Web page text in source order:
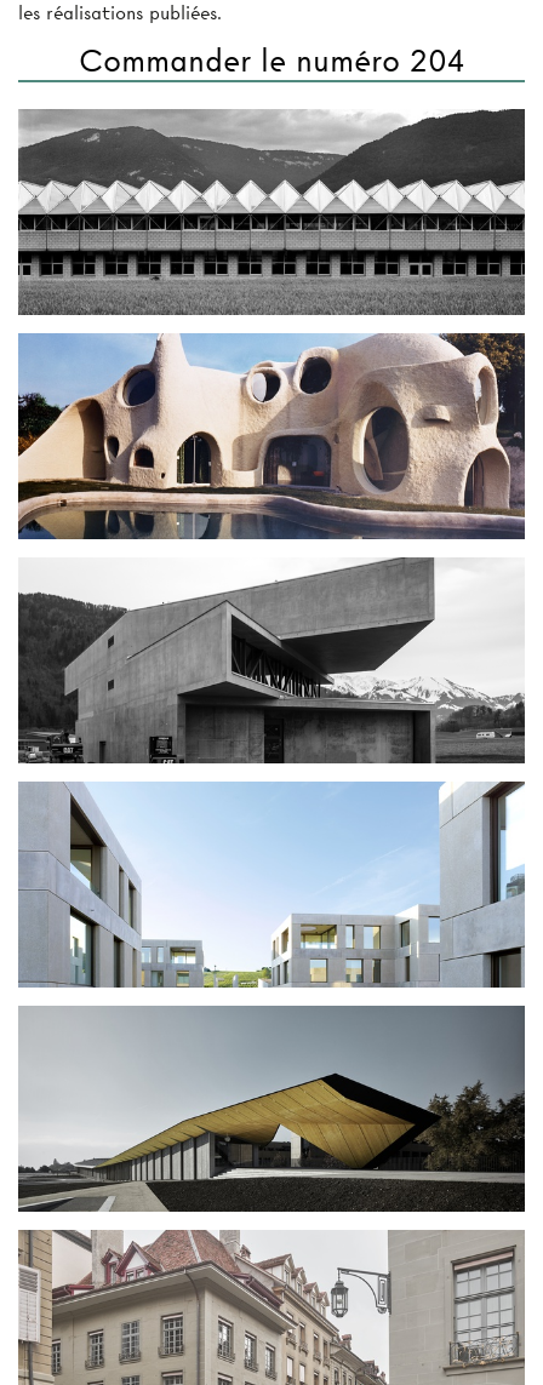
les réalisations publiées.
Commander le numéro 204